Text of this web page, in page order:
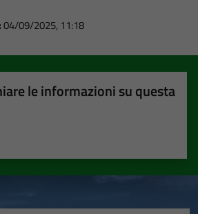
04/09/2025, 11:18
le informazioni su questa
5 stelle su 5
stelle su 5
su 5
5